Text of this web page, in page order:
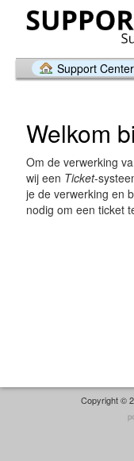
Support
Welkom
Om de verwerking
wij een Ticket-
je de verwerking en
nodig om een ticket
Copyright ©